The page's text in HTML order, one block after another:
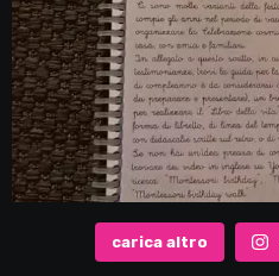
carica altro